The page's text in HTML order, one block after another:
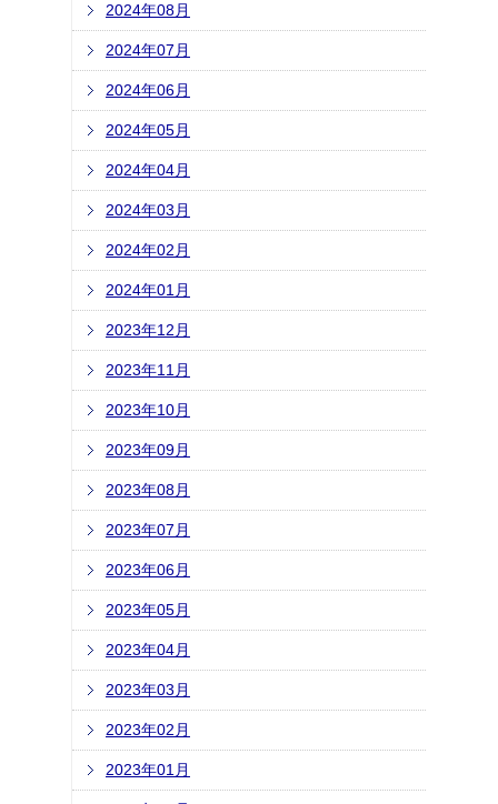
2024年08月
2024年07月
2024年06月
2024年05月
2024年04月
2024年03月
2024年02月
2024年01月
2023年12月
2023年11月
2023年10月
2023年09月
2023年08月
2023年07月
2023年06月
2023年05月
2023年04月
2023年03月
2023年02月
2023年01月